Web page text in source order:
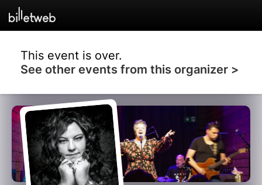
This event is over.
See other events from this organizer >